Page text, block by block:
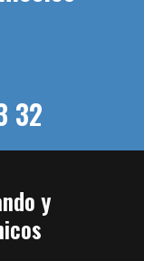
32
y